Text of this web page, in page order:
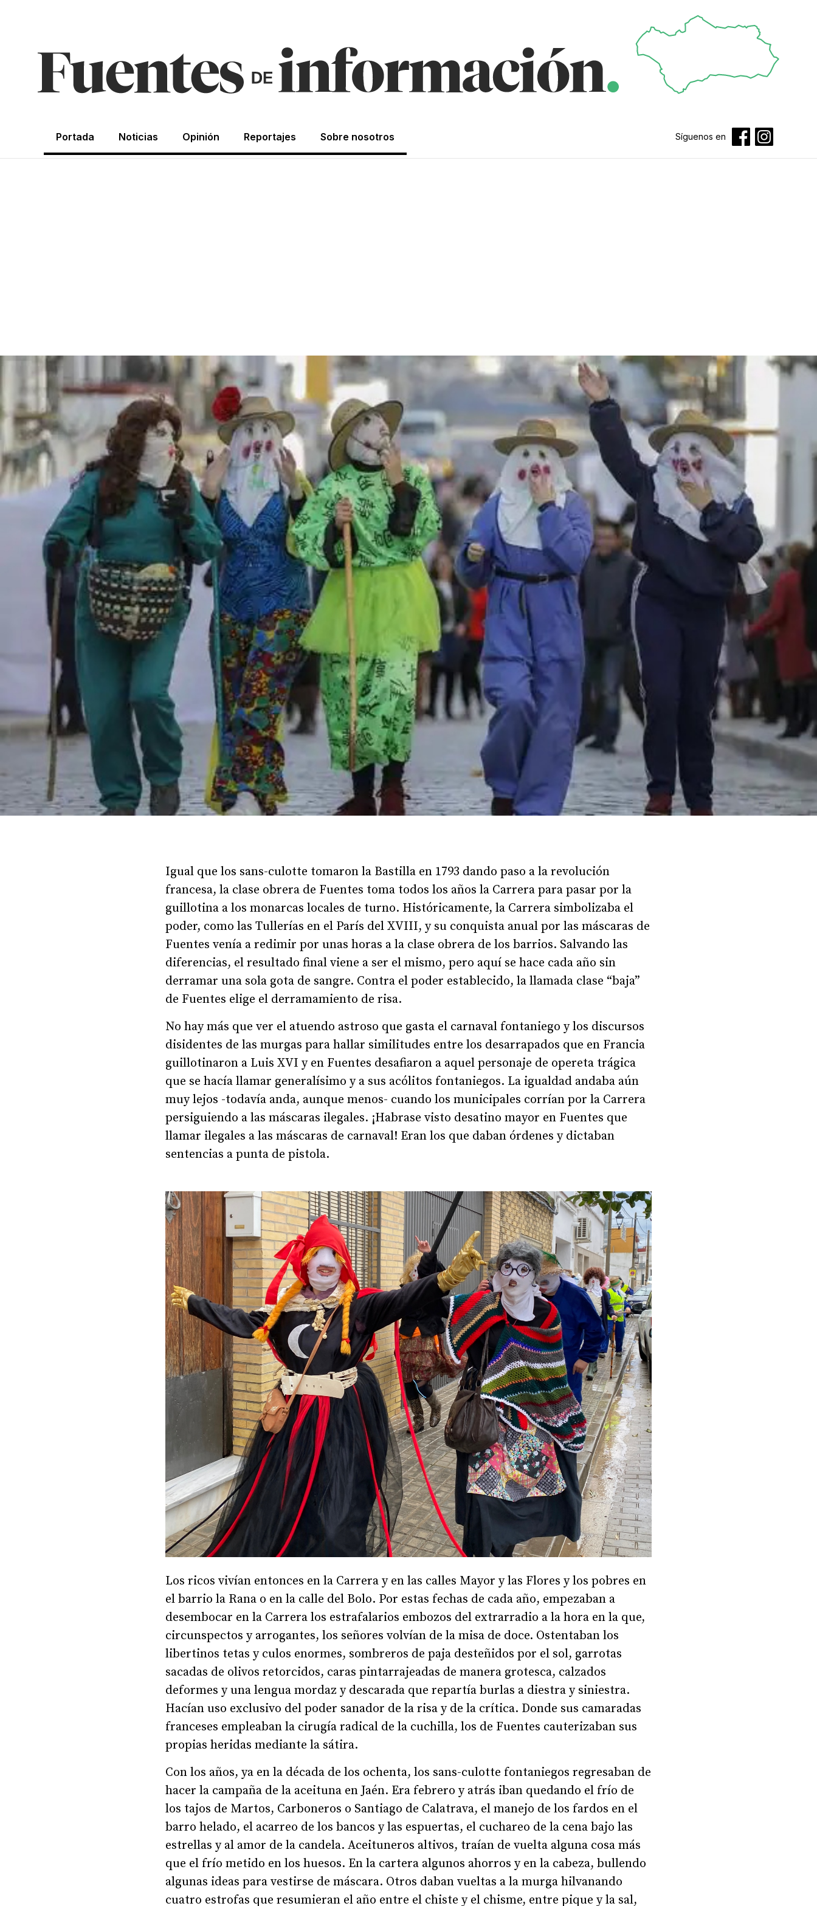
Portada Noticias Opinión Reportajes Sobre nosotros Síguenos en
Igual que los sans-culotte tomaron la Bastilla en 1793 dando paso a la revolución
francesa, la clase obrera de Fuentes toma todos los años la Carrera para pasar por la
guillotina a los monarcas locales de turno. Históricamente, la Carrera simbolizaba el
poder, como las Tullerías en el París del XVIII, y su conquista anual por las máscaras de
Fuentes venía a redimir por unas horas a la clase obrera de los barrios. Salvando las
diferencias, el resultado final viene a ser el mismo, pero aquí se hace cada año sin
derramar una sola gota de sangre. Contra el poder establecido, la llamada clase “baja”
de Fuentes elige el derramamiento de risa.
No hay más que ver el atuendo astroso que gasta el carnaval fontaniego y los discursos
disidentes de las murgas para hallar similitudes entre los desarrapados que en Francia
guillotinaron a Luis XVI y en Fuentes desafiaron a aquel personaje de opereta trágica
que se hacía llamar generalísimo y a sus acólitos fontaniegos. La igualdad andaba aún
muy lejos -todavía anda, aunque menos- cuando los municipales corrían por la Carrera
persiguiendo a las máscaras ilegales. ¡Habrase visto desatino mayor en Fuentes que
llamar ilegales a las máscaras de carnaval! Eran los que daban órdenes y dictaban
sentencias a punta de pistola.
Los ricos vivían entonces en la Carrera y en las calles Mayor y las Flores y los pobres en
el barrio la Rana o en la calle del Bolo. Por estas fechas de cada año, empezaban a
desembocar en la Carrera los estrafalarios embozos del extrarradio a la hora en la que,
circunspectos y arrogantes, los señores volvían de la misa de doce. Ostentaban los
libertinos tetas y culos enormes, sombreros de paja desteñidos por el sol, garrotas
sacadas de olivos retorcidos, caras pintarrajeadas de manera grotesca, calzados
deformes y una lengua mordaz y descarada que repartía burlas a diestra y siniestra.
Hacían uso exclusivo del poder sanador de la risa y de la crítica. Donde sus camaradas
franceses empleaban la cirugía radical de la cuchilla, los de Fuentes cauterizaban sus
propias heridas mediante la sátira.
Con los años, ya en la década de los ochenta, los sans-culotte fontaniegos regresaban de
hacer la campaña de la aceituna en Jaén. Era febrero y atrás iban quedando el frío de
los tajos de Martos, Carboneros o Santiago de Calatrava, el manejo de los fardos en el
barro helado, el acarreo de los bancos y las espuertas, el cuchareo de la cena bajo las
estrellas y al amor de la candela. Aceituneros altivos, traían de vuelta alguna cosa más
que el frío metido en los huesos. En la cartera algunos ahorros y en la cabeza, bullendo
algunas ideas para vestirse de máscara. Otros daban vueltas a la murga hilvanando
cuatro estrofas que resumieran el año entre el chiste y el chisme, entre pique y la sal,